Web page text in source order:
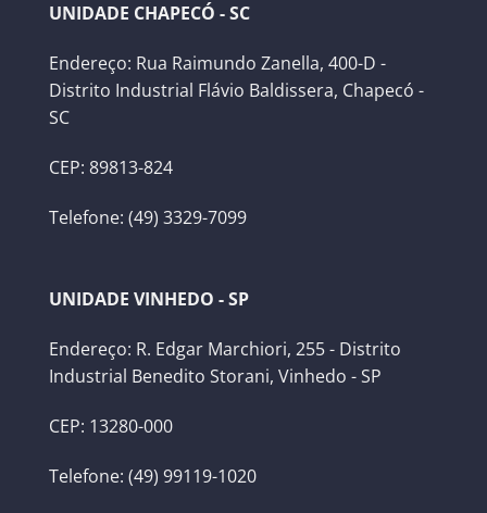
UNIDADE CHAPECÓ - SC
Endereço: Rua Raimundo Zanella, 400-D -
Distrito Industrial Flávio Baldissera, Chapecó -
SC
CEP: 89813-824
Telefone: (49) 3329-7099
UNIDADE VINHEDO - SP
Endereço: R. Edgar Marchiori, 255 - Distrito
Industrial Benedito Storani, Vinhedo - SP
CEP: 13280-000
Telefone: (49) 99119-1020